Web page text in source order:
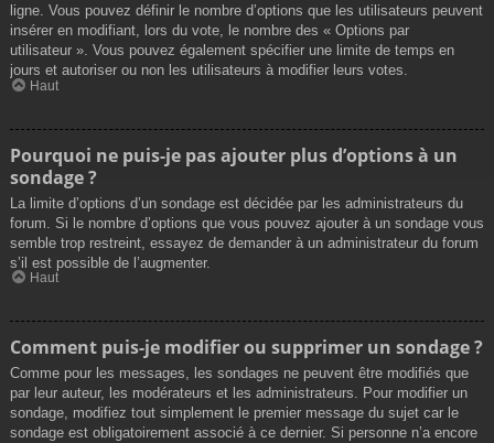
ligne. Vous pouvez définir le nombre d’options que les utilisateurs peuvent
insérer en modifiant, lors du vote, le nombre des « Options par
utilisateur ». Vous pouvez également spécifier une limite de temps en
jours et autoriser ou non les utilisateurs à modifier leurs votes.
Haut
Pourquoi ne puis-je pas ajouter plus d’options à un
sondage ?
La limite d’options d’un sondage est décidée par les administrateurs du
forum. Si le nombre d’options que vous pouvez ajouter à un sondage vous
semble trop restreint, essayez de demander à un administrateur du forum
s’il est possible de l’augmenter.
Haut
Comment puis-je modifier ou supprimer un sondage ?
Comme pour les messages, les sondages ne peuvent être modifiés que
par leur auteur, les modérateurs et les administrateurs. Pour modifier un
sondage, modifiez tout simplement le premier message du sujet car le
sondage est obligatoirement associé à ce dernier. Si personne n’a encore